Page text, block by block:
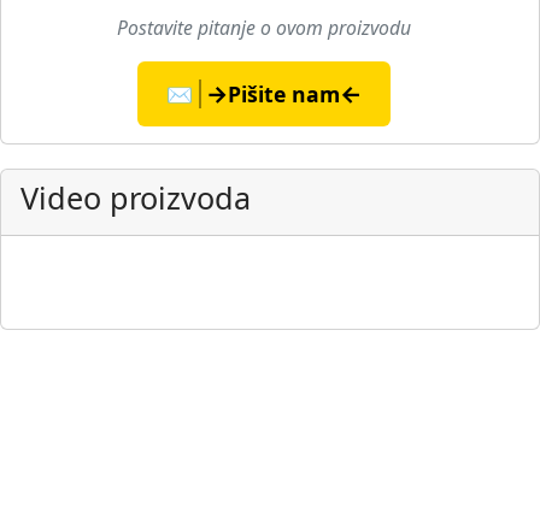
Postavite pitanje o ovom proizvodu
✉️ →Pišite nam←
Video proizvoda
▶